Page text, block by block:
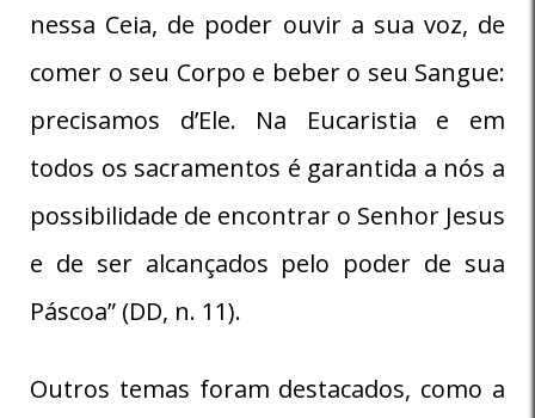
nessa Ceia, de poder ouvir a sua voz, de
comer o seu Corpo e beber o seu Sangue:
precisamos d’Ele. Na Eucaristia e em
todos os sacramentos é garantida a nós a
possibilidade de encontrar o Senhor Jesus
e de ser alcançados pelo poder de sua
Páscoa” (DD, n. 11).
Outros temas foram destacados, como a